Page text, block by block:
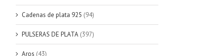
Cadenas de plata 925 (94)
PULSERAS DE PLATA (397)
Aros (43)